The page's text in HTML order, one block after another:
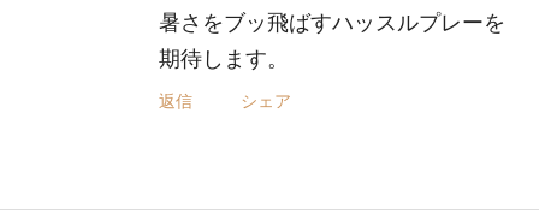
暑さをブッ飛ばすハッスルプレーを
期待します。
返信 シェア